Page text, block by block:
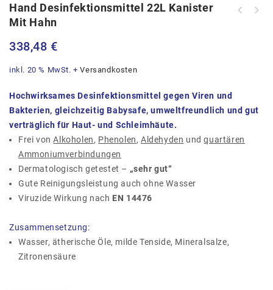
Hand Desinfektionsmittel 22L Kanister
Mit Hahn
338,48 €
inkl. 20 % MwSt. +Versandkosten
Hochwirksames Desinfektionsmittel gegen Viren und
Bakterien, gleichzeitig Babysafe, umweltfreundlich und gut
verträglich für Haut- und Schleimhäute.
Frei vonAlkoholen, Phenolen,Aldehyden undquartären
Ammoniumverbindungen
Dermatologisch getestet – „sehr gut“
Gute Reinigungsleistung auch ohne Wasser
Viruzide Wirkung nach EN 14476
Zusammensetzung:
Wasser, ätherische Öle, milde Tenside, Mineralsalze,
Zitronensäure